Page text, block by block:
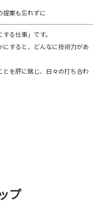
提案も忘れずに
する仕事」 です。
にすると、 どんなに技術力があ
とを肝に銘 じ、 日々の打ち合わ
プ